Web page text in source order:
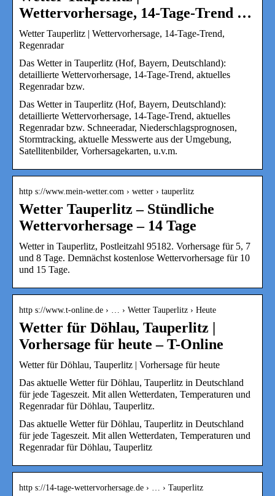
Wettervorhersage, 14-Tage-Trend …
Wetter Tauperlitz | Wettervorhersage, 14-Tage-Trend,
Regenradar
Das Wetter in Tauperlitz (Hof, Bayern, Deutschland):
detaillierte Wettervorhersage, 14-Tage-Trend, aktuelles
Regenradar bzw.
Das Wetter in Tauperlitz (Hof, Bayern, Deutschland):
detaillierte Wettervorhersage, 14-Tage-Trend, aktuelles
Regenradar bzw. Schneeradar, Niederschlagsprognosen,
Stormtracking, aktuelle Messwerte aus der Umgebung,
Satellitenbilder, Vorhersagekarten, u.v.m.
http s://www.mein-wetter.com › wetter › tauperlitz
Wetter Tauperlitz – Stündliche
Wettervorhersage – 14 Tage
Wetter in Tauperlitz, Postleitzahl 95182. Vorhersage für 5, 7
und 8 Tage. Demnächst kostenlose Wettervorhersage für 10
und 15 Tage.
http s://www.t-online.de › … › Wetter Tauperlitz › Heute
Wetter für Döhlau, Tauperlitz |
Vorhersage für heute – T-Online
Wetter für Döhlau, Tauperlitz | Vorhersage für heute
Das aktuelle Wetter für Döhlau, Tauperlitz in Deutschland
für jede Tageszeit. Mit allen Wetterdaten, Temperaturen und
Regenradar für Döhlau, Tauperlitz.
Das aktuelle Wetter für Döhlau, Tauperlitz in Deutschland
für jede Tageszeit. Mit allen Wetterdaten, Temperaturen und
Regenradar für Döhlau, Tauperlitz
http s://14-tage-wettervorhersage.de › … › Tauperlitz